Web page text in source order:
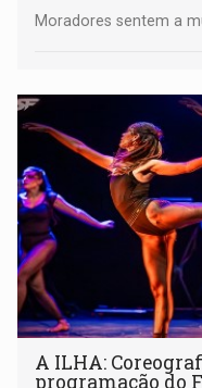
Moradores sentem a
A ILHA:
programação do